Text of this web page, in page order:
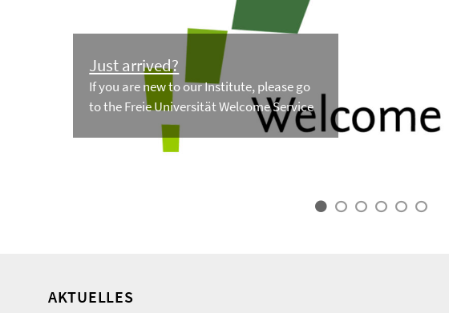
Just arrived?
If you are new to our Institute, please go
to the Freie Universität Welcome Service
AKTUELLES